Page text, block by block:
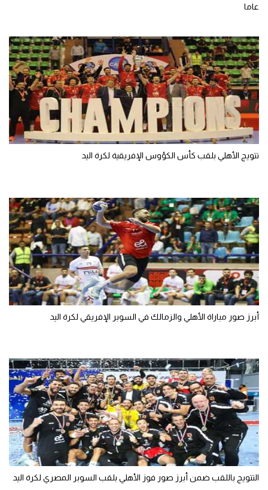
عاما
تتويج الأهلي بلقب كأس الكؤوس الإفريقية لكرة اليد
أبرز صور مباراة الأهلي والزمالك في السوبر الإفريقي لكرة اليد
التتويج باللقب ضمن أبرز صور فوز الأهلي بلقب السوبر المصري لكرة اليد